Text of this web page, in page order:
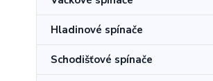
Hladinové spínače
Schodišťové spínače